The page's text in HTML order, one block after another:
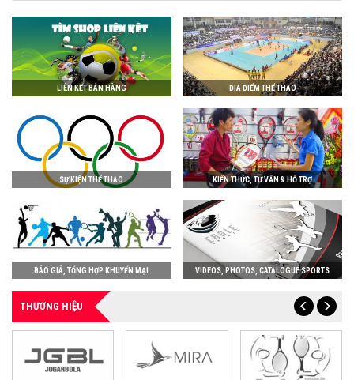
LIÊN KẾT BÁN HÀNG ĐỊA ĐIỂM THỂ THAO
SỰ KIỆN THỂ THAO KIẾN THỨC, TƯ VẤN & HỖ TRỢ
BÁO GIÁ, TỔNG HỢP KHUYẾN MẠI VIDEOS, PHOTOS, CATALOGUE SPORTS
THƯƠNG HIỆU